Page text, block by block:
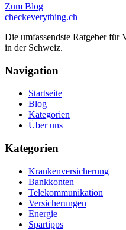
Zum Blog
checkeverything.ch
Die umfassendste Ratgeber für
in der Schweiz.
Navigation
Startseite
Blog
Kategorien
Über uns
Kategorien
Krankenversicherung
Bankkonten
Telekommunikation
Versicherungen
Energie
Spartipps